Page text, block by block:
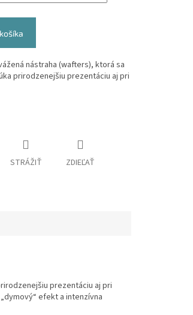
nástraha (wafters), ktorá sa
prirodzenejšiu prezentáciu aj pri
STRÁŽIŤ ZDIEĽAŤ
prezentáciu aj pri
efekt a intenzívna